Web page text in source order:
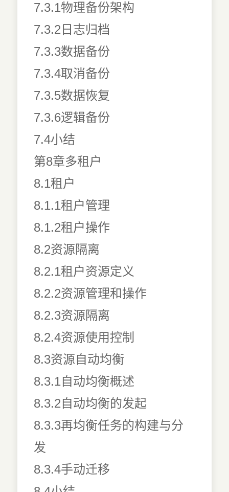
7.3.1物理备份架构
7.3.2日志归档
7.3.3数据备份
7.3.4取消备份
7.3.5数据恢复
7.3.6逻辑备份
7.4小结
第8章多租户
8.1租户
8.1.1租户管理
8.1.2租户操作
8.2资源隔离
8.2.1租户资源定义
8.2.2资源管理和操作
8.2.3资源隔离
8.2.4资源使用控制
8.3资源自动均衡
8.3.1自动均衡概述
8.3.2自动均衡的发起
8.3.3再均衡任务的构建与分
发
8.3.4手动迁移